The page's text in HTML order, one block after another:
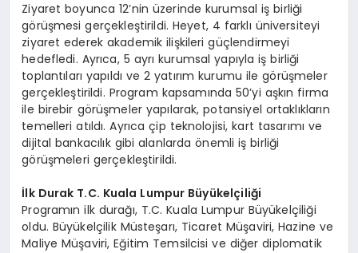
Ziyaret boyunca 12’nin üzerinde kurumsal iş birliği
görüşmesi gerçekleştirildi. Heyet, 4 farklı üniversiteyi
ziyaret ederek akademik ilişkileri güçlendirmeyi
hedefledi. Ayrıca, 5 ayrı kurumsal yapıyla iş birliği
toplantıları yapıldı ve 2 yatırım kurumu ile görüşmeler
gerçekleştirildi. Program kapsamında 50’yi aşkın firma
ile birebir görüşmeler yapılarak, potansiyel ortaklıkların
temelleri atıldı. Ayrıca çip teknolojisi, kart tasarımı ve
dijital bankacılık gibi alanlarda önemli iş birliği
görüşmeleri gerçekleştirildi.
İlk Durak T.C. Kuala Lumpur Büyükelçiliği
Programın ilk durağı, T.C. Kuala Lumpur Büyükelçiliği
oldu. Büyükelçilik Müsteşarı, Ticaret Müşaviri, Hazine ve
Maliye Müşaviri, Eğitim Temsilcisi ve diğer diplomatik